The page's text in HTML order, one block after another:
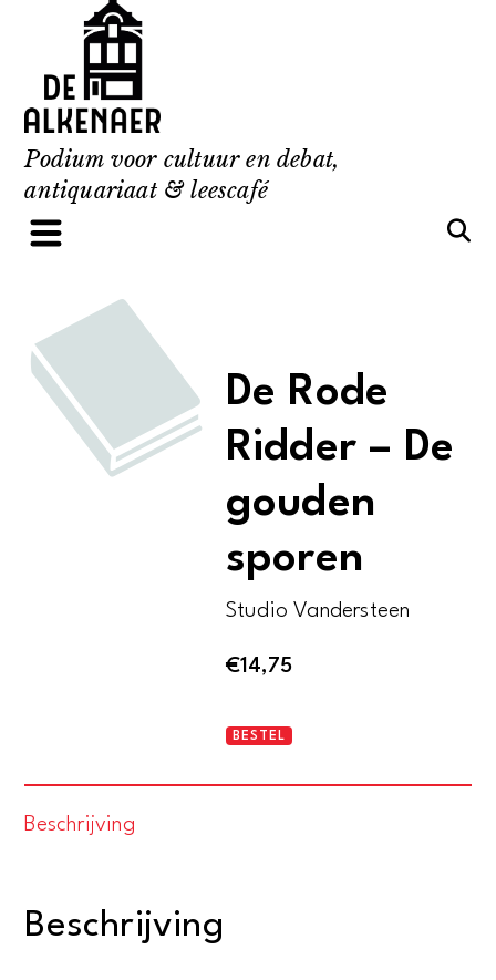
content
Podium voor cultuur en debat,
antiquariaat & leescafé
De Rode
Ridder – De
gouden
sporen
Studio Vandersteen
€14,75
De
BESTEL
Beschrijving
Beschrijving